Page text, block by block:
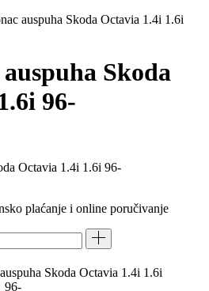
auspuha Skoda Octavia 1.4i 1.6i
Skoda
96-
plaćanje i online poručivanje
Skoda Octavia 1.4i 1.6i
96-